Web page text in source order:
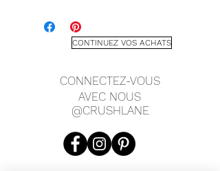
CONTINUEZ VOS ACHATS
CONNECTEZ-VOUS
AVEC NOUS
@CRUSHLANE